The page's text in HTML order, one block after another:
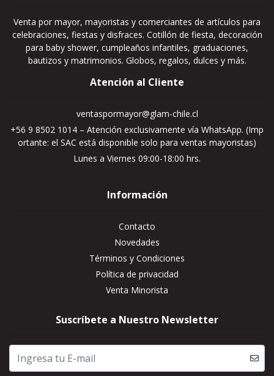
Venta por mayor, mayoristas y comerciantes de artículos para
celebraciones, fiestas y disfraces. Cotillón de fiesta, decoración
para baby shower, cumpleaños infantiles, graduaciones,
bautizos y matrimonios. Globos, regalos, dulces y más.
Atención al Cliente
ventaspormayor@glam-chile.cl
+56 9 8502 1014 – Atención exclusivamente vía WhatsApp. (Imp
ortante: el SAC está disponible solo para ventas mayoristas)
Lunes a Viernes 09:00-18:00 hrs.
Información
Contacto
Novedades
Términos y Condiciones
Política de privacidad
Venta Minorista
Suscríbete a Nuestro Newsletter